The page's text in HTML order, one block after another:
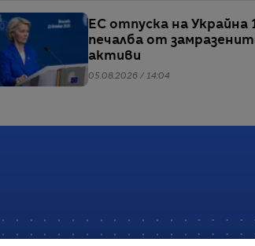
ЕС отпуска на Украйна
печалба от
активи
05.08.2026 / 14:04